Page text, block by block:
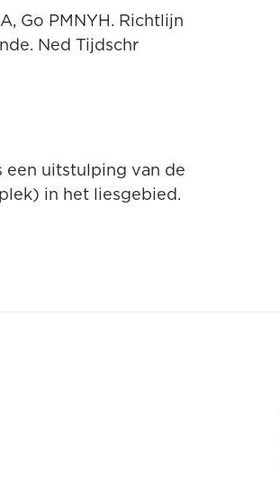
Go PMNYH. Richtlijn
Ned Tijdschr
een uitstulping van de
in het liesgebied.